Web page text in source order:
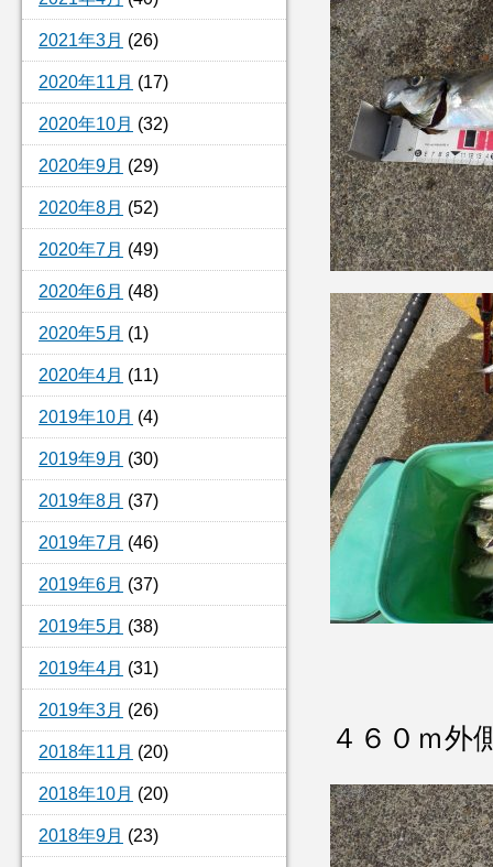
2021年3月 (26)
2020年11月 (17)
2020年10月 (32)
2020年9月 (29)
2020年8月 (52)
2020年7月 (49)
2020年6月 (48)
2020年5月 (1)
2020年4月 (11)
2019年10月 (4)
2019年9月 (30)
2019年8月 (37)
2019年7月 (46)
2019年6月 (37)
2019年5月 (38)
2019年4月 (31)
2019年3月 (26)
2018年11月 (20)
2018年10月 (20)
2018年9月 (23)
４６０ｍ